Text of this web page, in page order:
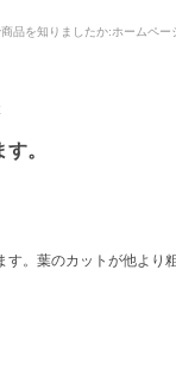
。
品を知りましたか:ホームペー
す。葉のカットが他よ